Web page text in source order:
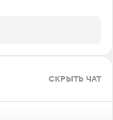
СКРЫТЬ ЧАТ